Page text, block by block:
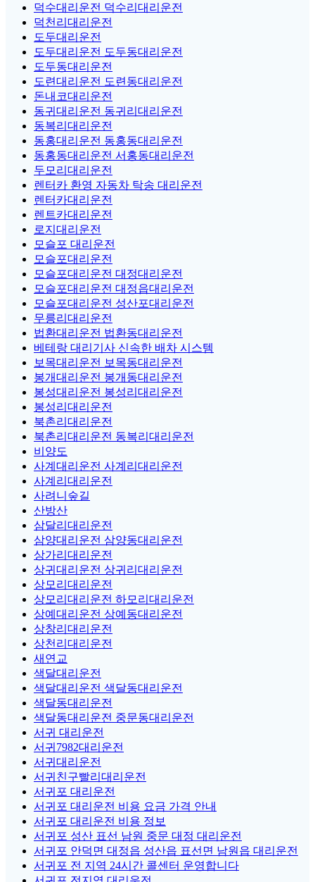
덕수대리운전 덕수리대리운전
덕천리대리운전
도두대리운전
도두대리운전 도두동대리운전
도두동대리운전
도련대리운전 도련동대리운전
돈내코대리운전
동귀대리운전 동귀리대리운전
동복리대리운전
동홍대리운전 동홍동대리운전
동홍동대리운전 서홍동대리운전
두모리대리운전
렌터카 환영 자동차 탁송 대리운전
렌터카대리운전
렌트카대리운전
로지대리운전
모슬포 대리운전
모슬포대리운전
모슬포대리운전 대정대리운전
모슬포대리운전 대정읍대리운전
모슬포대리운전 성산포대리운전
무릉리대리운전
법환대리운전 법환동대리운전
베테랑 대리기사 신속한 배차 시스템
보목대리운전 보목동대리운전
봉개대리운전 봉개동대리운전
봉성대리운전 봉성리대리운전
봉성리대리운전
북촌리대리운전
북촌리대리운전 동복리대리운전
비양도
사계대리운전 사계리대리운전
사계리대리운전
사려니숲길
산방산
삼달리대리운전
삼양대리운전 삼양동대리운전
상가리대리운전
상귀대리운전 상귀리대리운전
상모리대리운전
상모리대리운전 하모리대리운전
상예대리운전 상예동대리운전
상창리대리운전
상천리대리운전
새연교
색달대리운전
색달대리운전 색달동대리운전
색달동대리운전
색달동대리운전 중문동대리운전
서귀 대리운전
서귀7982대리운전
서귀대리운전
서귀친구빨리대리운전
서귀포 대리운전
서귀포 대리운전 비용 요금 가격 안내
서귀포 대리운전 비용 정보
서귀포 성산 표선 남원 중문 대정 대리운전
서귀포 안덕면 대정읍 성산읍 표선면 남원읍 대리운전
서귀포 전 지역 24시간 콜센터 운영합니다